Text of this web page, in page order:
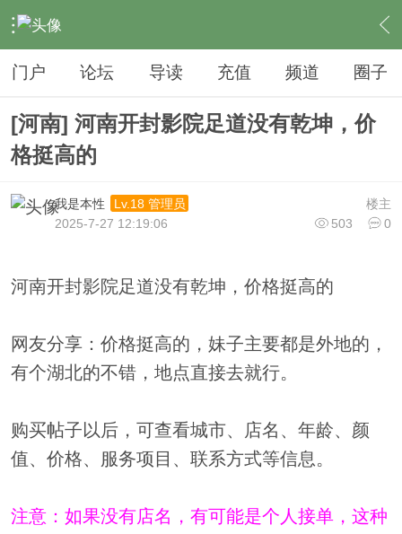
› 夜生活 › 私影 › 内容
门户 论坛 导读 充值 频道 圈子
[河南] 河南开封影院足道没有乾坤，价
格挺高的
楼主
我是本性
Lv.18 管理员
503
0
2025-7-27 12:19:06
河南开封影院足道没有乾坤，价格挺高的
网友分享：价格挺高的，妹子主要都是外地的，
有个湖北的不错，地点直接去就行。
购买帖子以后，可查看城市、店名、年龄、颜
值、价格、服务项目、联系方式等信息。
注意：如果没有店名，有可能是个人接单，这种